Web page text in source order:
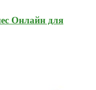
Онлайн для